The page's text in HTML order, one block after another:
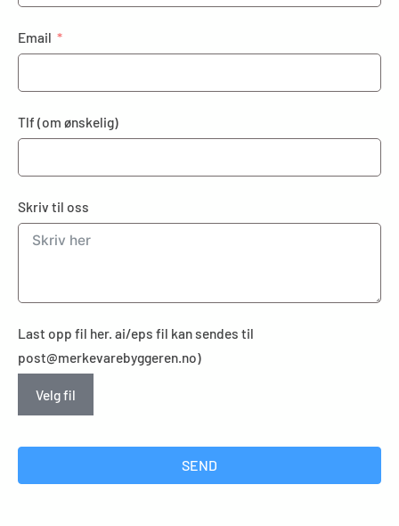
Email
Tlf (om ønskelig)
Skriv til oss
Last opp fil her. ai/eps fil kan sendes til
post@merkevarebyggeren.no)
Velg fil
SEND